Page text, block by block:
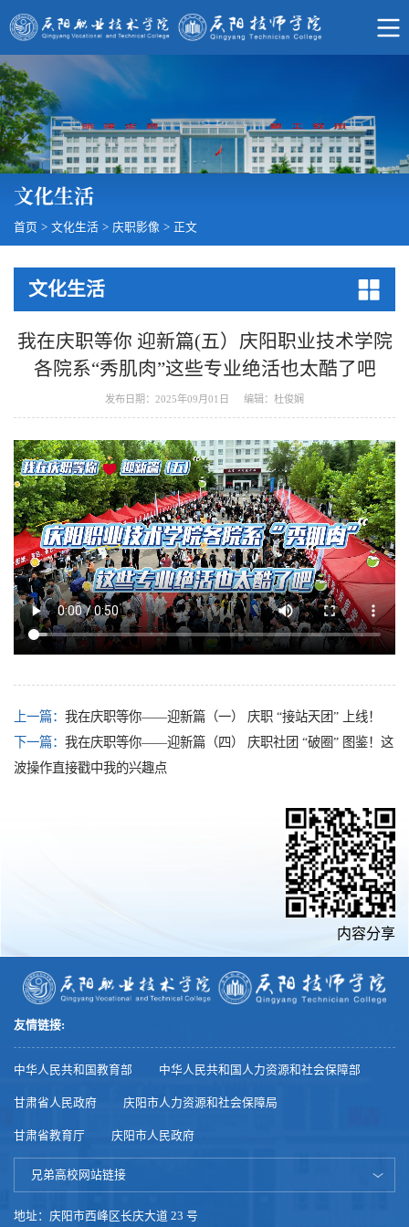
文化生活
首页 > 文化生活 > 庆职影像 > 正文
文化生活
我在庆职等你 迎新篇(五）庆阳职业技术学院
各院系“秀肌肉”这些专业绝活也太酷了吧
发布日期：2025年09月01日 编辑：杜俊娴
上一篇： 我在庆职等你——迎新篇（一） 庆职 “接站天团” 上线！
下一篇： 我在庆职等你——迎新篇（四） 庆职社团 “破圈” 图鉴！这
波操作直接戳中我的兴趣点
内容分享
友情链接:
中华人民共和国教育部 中华人民共和国人力资源和社会保障部
甘肃省人民政府 庆阳市人力资源和社会保障局
甘肃省教育厅 庆阳市人民政府
兄弟高校网站链接
地址：庆阳市西峰区长庆大道 23 号